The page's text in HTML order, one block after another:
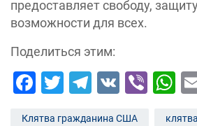
предоставляет свободу,
возможности для всех.
Поделиться этим:
Facebook
Twitter
Telegram
VK
Клятва гражданина США